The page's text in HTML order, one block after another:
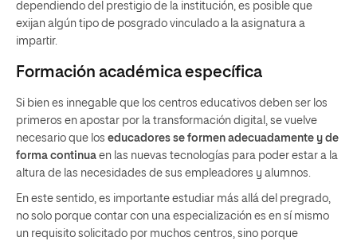
dependiendo del prestigio de la institución, es posible que
exijan algún tipo de posgrado vinculado a la asignatura a
impartir.
Formación académica específica
Si bien es innegable que los centros educativos deben ser los
primeros en apostar por la transformación digital, se vuelve
necesario que los educadores se formen adecuadamente y de
forma continua en las nuevas tecnologías para poder estar a la
altura de las necesidades de sus empleadores y alumnos.
En este sentido, es importante estudiar más allá del pregrado,
no solo porque contar con una especialización es en sí mismo
un requisito solicitado por muchos centros, sino porque